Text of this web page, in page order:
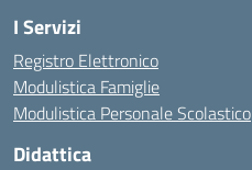
I Servizi
Registro Elettronico
Modulistica Famiglie
Modulistica Personale Scolastico
Didattica